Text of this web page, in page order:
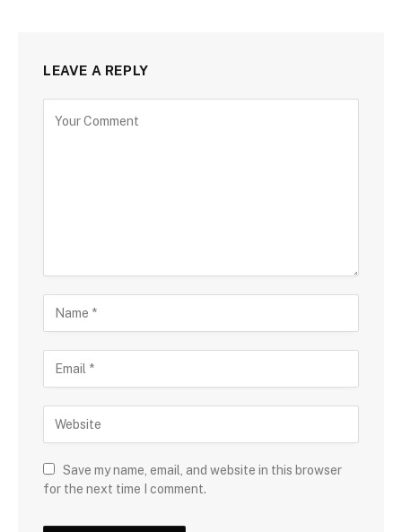
LEAVE A REPLY
Save my name, email, and website in this browser
for the next time I comment.